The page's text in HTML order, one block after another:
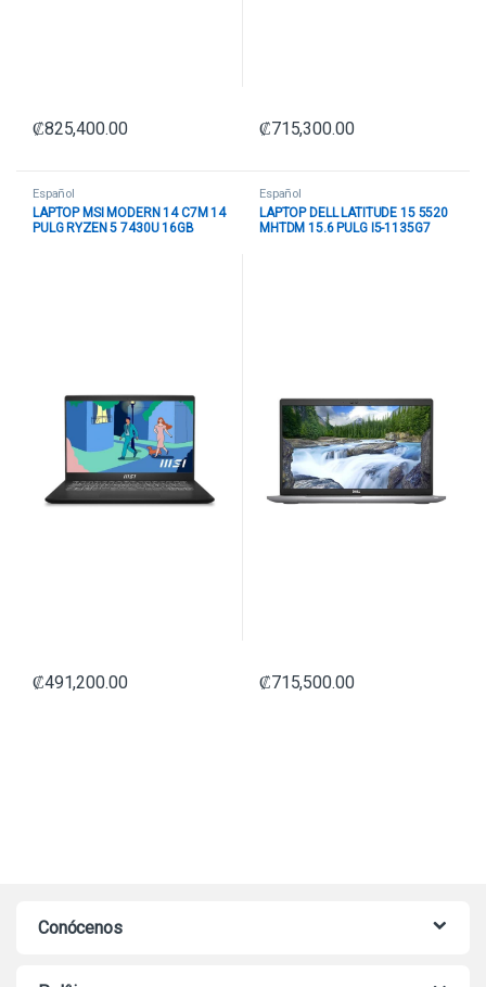
₡825,400.00 ₡715,300.00
Español
LAPTOP MSI MODERN 14 C7M 14
PULG RYZEN 5 7430U 16GB
₡491,200.00
Español
LAPTOP DELL LATITUDE 15 5520
MHTDM 15.6 PULG I5-1135G7
₡715,500.00
Conócenos